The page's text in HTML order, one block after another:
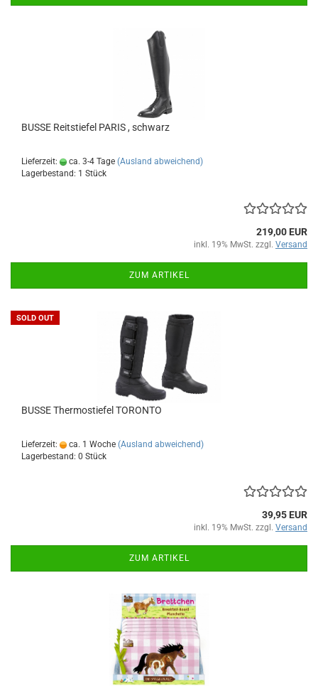
BUSSE Reitstiefel PARIS , schwarz
Lieferzeit: ca. 3-4 Tage (Ausland abweichend)
Lagerbestand: 1 Stück
219,00 EUR
inkl. 19% MwSt. zzgl. Versand
ZUM ARTIKEL
SOLD OUT
BUSSE Thermostiefel TORONTO
Lieferzeit: ca. 1 Woche (Ausland abweichend)
Lagerbestand: 0 Stück
39,95 EUR
inkl. 19% MwSt. zzgl. Versand
ZUM ARTIKEL